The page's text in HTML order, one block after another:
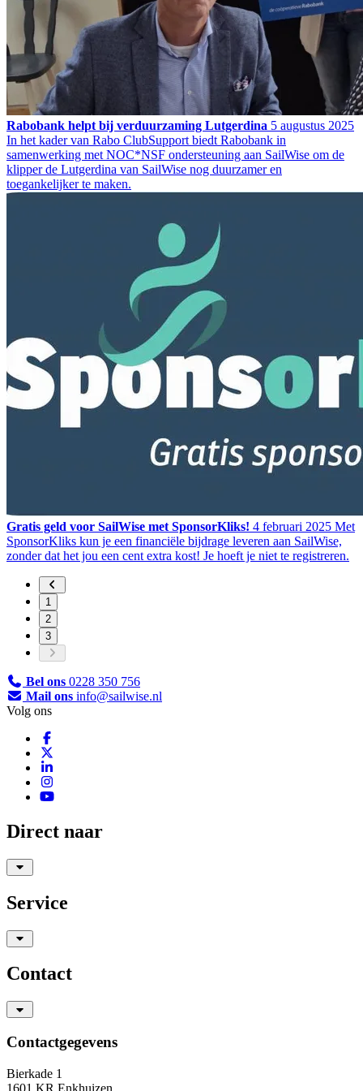
Rabobank helpt bij verduurzaming Lutgerdina 5 augustus 2025
In het kader van Rabo ClubSupport biedt Rabobank in
samenwerking met NOC*NSF ondersteuning aan SailWise om de
klipper de Lutgerdina van SailWise nog duurzamer en
toegankelijker te maken.
Gratis geld voor SailWise met SponsorKliks! 4 februari 2025 Met
SponsorKliks kun je een financiële bijdrage leveren aan SailWise,
zonder dat het jou een cent extra kost! Je hoeft je niet te registreren.
1
2
3
Bel ons 0228 350 756
Mail ons info@sailwise.nl
Volg ons
Direct naar
Service
Contact
Contactgegevens
Bierkade 1
1601 KR Enkhuizen